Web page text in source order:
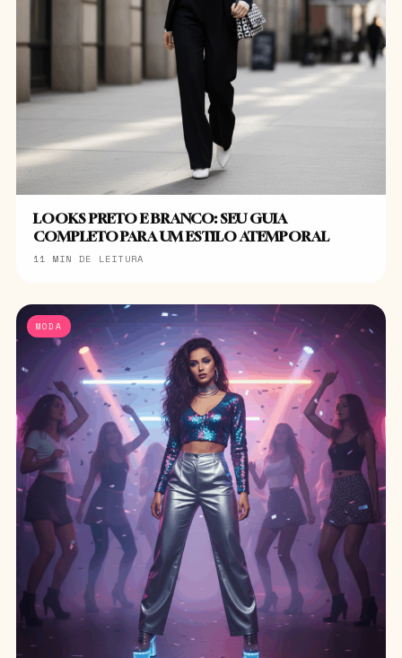
LOOKS PRETO E BRANCO: SEU GUIA
COMPLETO PARA UM ESTILO ATEMPORAL
11 MIN DE LEITURA
MODA